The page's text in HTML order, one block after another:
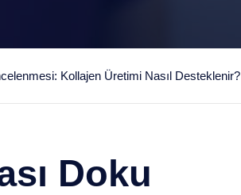
Kollajen Üretimi Nasıl Desteklenir?
Doku